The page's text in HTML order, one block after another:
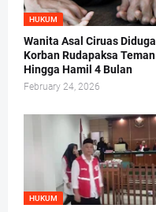
HUKUM
Wanita Asal Ciruas Diduga
Korban Rudapaksa Teman
Hingga Hamil 4 Bulan
February 24, 2026
HUKUM